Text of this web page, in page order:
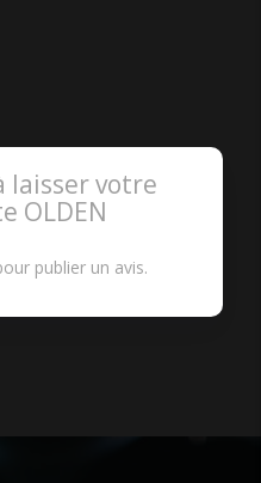
laisser votre
OLDEN
publier un avis.